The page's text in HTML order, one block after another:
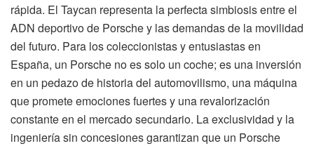
rápida. El Taycan representa la perfecta simbiosis entre el
ADN deportivo de Porsche y las demandas de la movilidad
del futuro. Para los coleccionistas y entusiastas en
España, un Porsche no es solo un coche; es una inversión
en un pedazo de historia del automovilismo, una máquina
que promete emociones fuertes y una revalorización
constante en el mercado secundario. La exclusividad y la
ingeniería sin concesiones garantizan que un Porsche